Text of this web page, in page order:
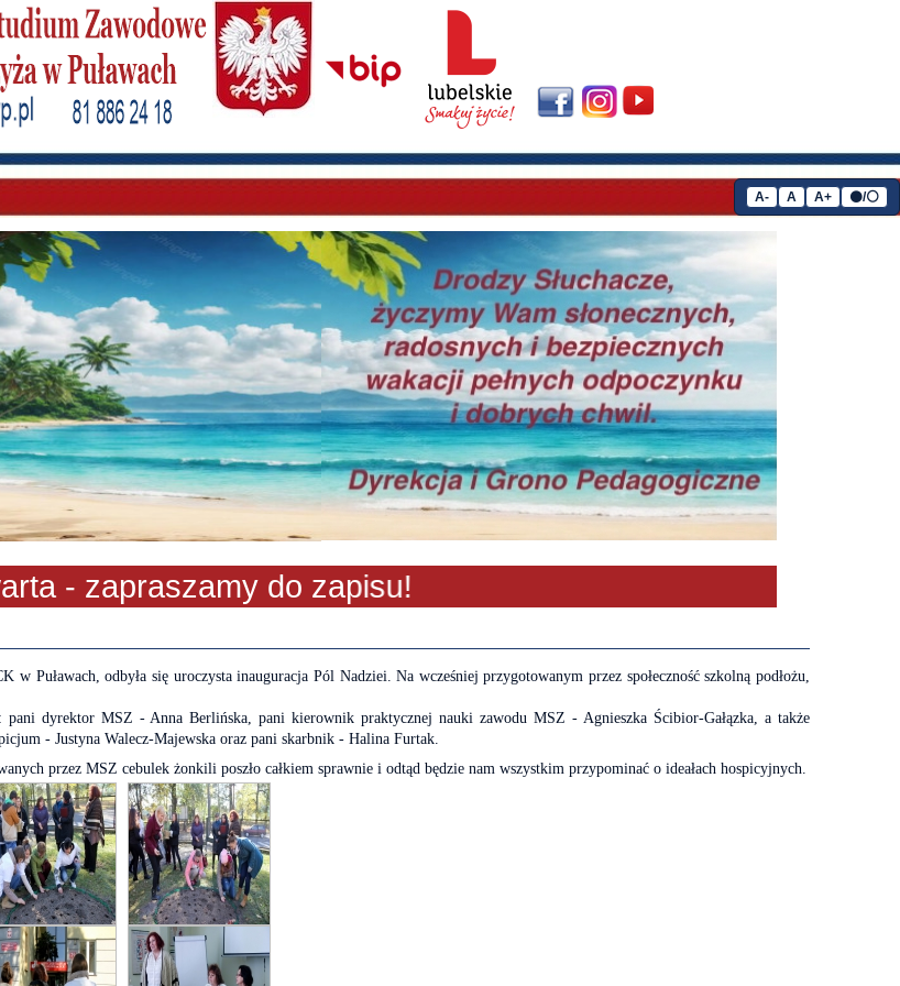
zapraszamy do zapisu!
odbyła się uroczysta inauguracja Pól Nadziei. Na wcześniej przygotowanym przez społeczność szkolną podłożu,
pani dyrektor MSZ - Anna Berlińska, pani kierownik praktycznej nauki zawodu MSZ - Agnieszka Ścibior-Gałązka, a także
- Justyna Walecz-Majewska oraz pani skarbnik - Halina Furtak.
przez MSZ cebulek żonkili poszło całkiem sprawnie i odtąd będzie nam wszystkim przypominać o ideałach hospicyjnych.
A- A A+ ⚫/⚪